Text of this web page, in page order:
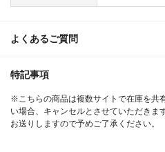
よくあるご質問
特記事項
※こちらの商品は複数サイトで在庫を共
い場合、キャンセルとさせていただきま
お送りしますので予めご了承ください。